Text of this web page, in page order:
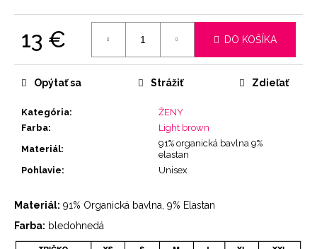
13 € DO KOŠÍKA
Kategória:
ŽENY
Farba:
Light brown
Materiál:
91% organická bavlna 9%
elastan
Pohlavie: Unisex
Opýtať sa Strážiť Zdieľať
Materiál: 91% Organická bavlna, 9% Elastan
Farba: bledohnedá